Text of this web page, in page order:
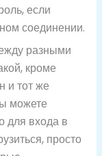
если
соединении.
разными
кроме
и тот же
можете
для входа в
просто